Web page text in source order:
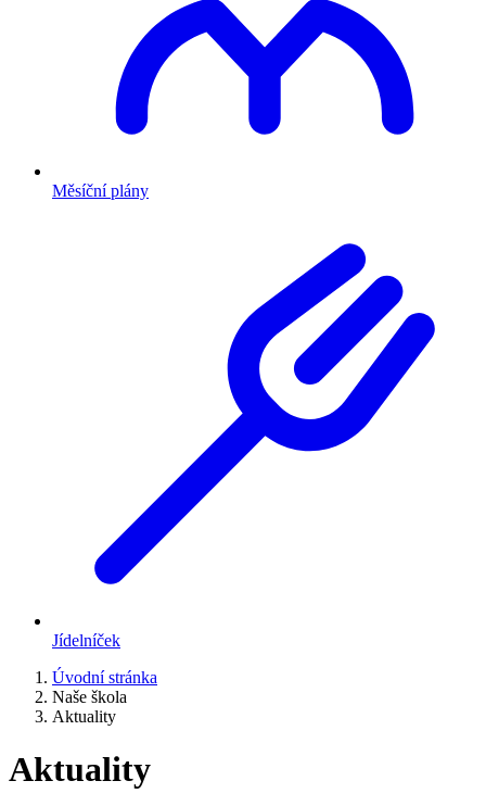
Měsíční plány
Jídelníček
Úvodní stránka
Naše škola
Aktuality
Aktuality